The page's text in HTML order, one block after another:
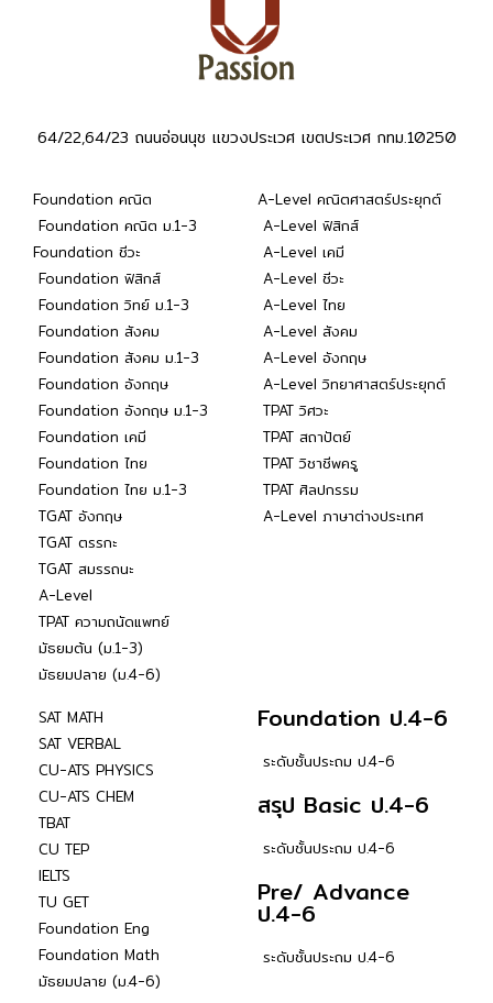
64/22,64/23 ถนนอ่อนนุช แขวงประเวศ เขตประเวศ กทม.10250
Foundation คณิต
Foundation คณิต ม.1-3
Foundation ชีวะ
Foundation ฟิสิกส์
Foundation วิทย์ ม.1-3
Foundation สังคม
Foundation สังคม ม.1-3
Foundation อังกฤษ
Foundation อังกฤษ ม.1-3
Foundation เคมี
Foundation ไทย
Foundation ไทย ม.1-3
TGAT อังกฤษ
TGAT ตรรกะ
TGAT สมรรถนะ
A-Level
TPAT ความถนัดแพทย์
มัธยมต้น (ม.1-3)
มัธยมปลาย (ม.4-6)
A-Level คณิตศาสตร์ประยุกต์
A-Level ฟิสิกส์
A-Level เคมี
A-Level ชีวะ
A-Level ไทย
A-Level สังคม
A-Level อังกฤษ
A-Level วิทยาศาสตร์ประยุกต์
TPAT วิศวะ
TPAT สถาปัตย์
TPAT วิชาชีพครู
TPAT ศิลปกรรม
A-Level ภาษาต่างประเทศ
SAT MATH
SAT VERBAL
CU-ATS PHYSICS
CU-ATS CHEM
TBAT
CU TEP
IELTS
TU GET
Foundation Eng
Foundation Math
มัธยมปลาย (ม.4-6)
Foundation ป.4-6
ระดับชั้นประถม ป.4-6
สรุป Basic ป.4-6
ระดับชั้นประถม ป.4-6
Pre/ Advance
ป.4-6
ระดับชั้นประถม ป.4-6